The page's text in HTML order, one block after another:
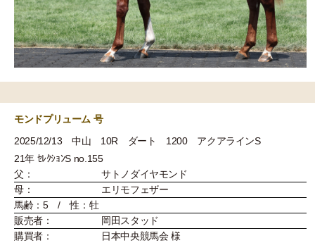
モンドプリューム 号
2025/12/13 中山 10R ダート 1200 アクアラインS
21年 ｾﾚｸｼｮﾝS no.155
父：
サトノダイヤモンド
母：
エリモフェザー
馬齢：5 / 性：牡
販売者：
岡田スタッド
購買者：
日本中央競馬会 様